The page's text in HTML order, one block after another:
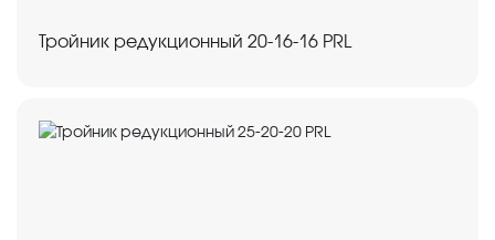
Тройник редукционный 20-16-16 PRL